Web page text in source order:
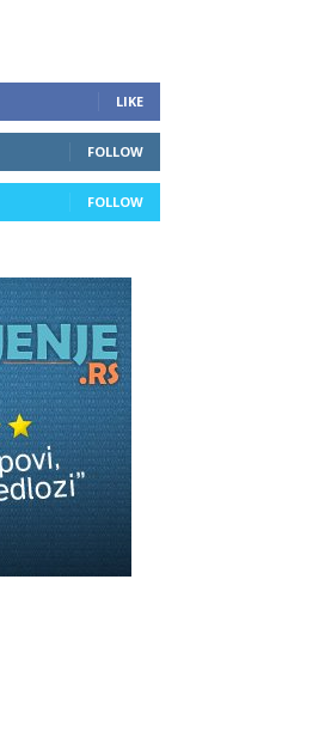
LIKE
FOLLOW
FOLLOW